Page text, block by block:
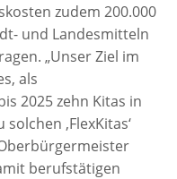
zudem 200.000
und Landesmitteln
„Unser Ziel im
als
2025 zehn Kitas in
,FlexKitas‘
berufstätigen